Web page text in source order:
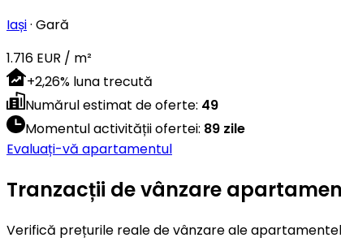
Iași· Gară
1.716 EUR / m²
+2,26% luna trecută
Numărul estimat de oferte: 49
Momentul activității ofertei: 89 zile
Evaluați-vă apartamentul
Tranzacții de vânzare
Verifică prețurile reale de vânzare ale